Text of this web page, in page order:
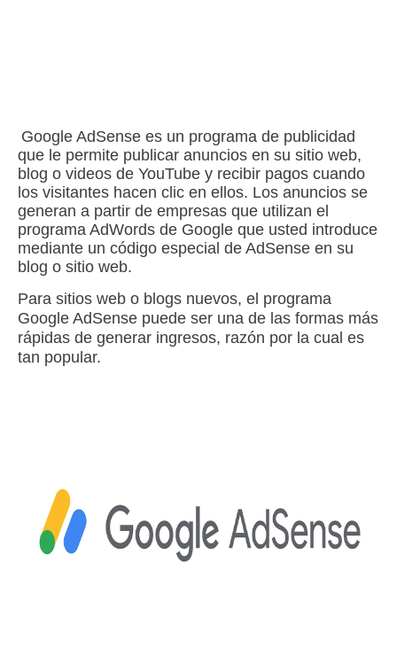
Google AdSense es un programa de publicidad
que le permite publicar anuncios en su sitio web,
blog o videos de YouTube y recibir pagos cuando
los visitantes hacen clic en ellos. Los anuncios se
generan a partir de empresas que utilizan el
programa AdWords de Google que usted introduce
mediante un código especial de AdSense en su
blog o sitio web.
Para sitios web o blogs nuevos, el programa
Google AdSense puede ser una de las formas más
rápidas de generar ingresos, razón por la cual es
tan popular.